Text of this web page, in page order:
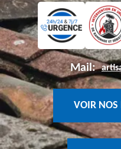
Mail:
VOIR NOS